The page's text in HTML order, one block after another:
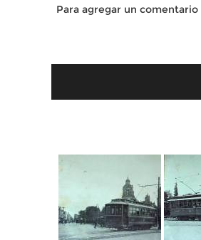
Para agregar un comentario